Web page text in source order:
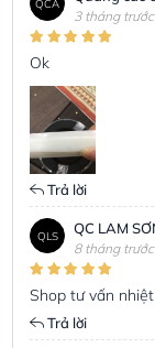
QCA
3 tháng trước
Ok
Trả lời
QLS QC LAM
8 tháng trước
Shop tư vấn
Trả lời